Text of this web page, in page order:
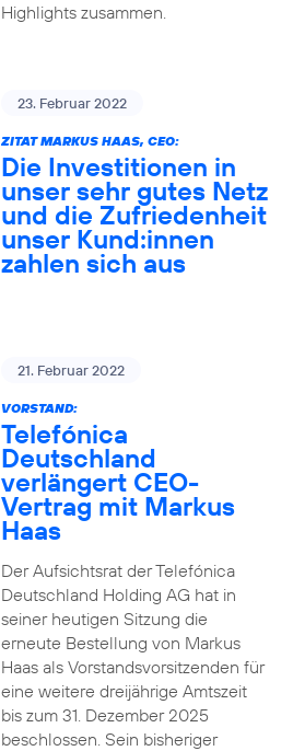
Highlights zusammen.
23. Februar 2022
ZITAT MARKUS HAAS, CEO:
Die Investitionen in
unser sehr gutes Netz
und die Zufriedenheit
unser Kund:innen
zahlen sich aus
21. Februar 2022
VORSTAND:
Telefónica
Deutschland
verlängert CEO-
Vertrag mit Markus
Haas
Der Aufsichtsrat der Telefónica
Deutschland Holding AG hat in
seiner heutigen Sitzung die
erneute Bestellung von Markus
Haas als Vorstandsvorsitzenden für
eine weitere dreijährige Amtszeit
bis zum 31. Dezember 2025
beschlossen. Sein bisheriger